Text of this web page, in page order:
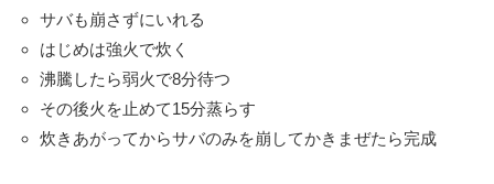
サバも崩さずにいれる
はじめは強火で炊く
沸騰したら弱火で8分待つ
その後火を止めて15分蒸らす
炊きあがってからサバのみを崩してかきまぜたら完成